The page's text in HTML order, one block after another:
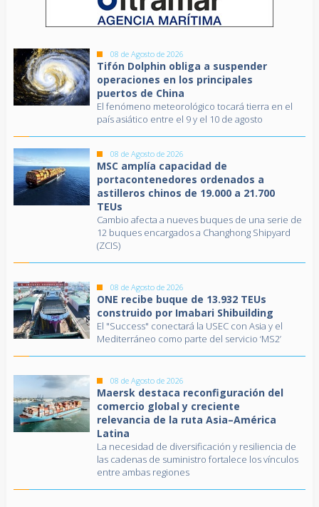
08 de Agosto de 2026
Tifón Dolphin obliga a suspender
operaciones en los principales
puertos de China
El fenómeno meteorológico tocará tierra en el
país asiático entre el 9 y el 10 de agosto
08 de Agosto de 2026
MSC amplía capacidad de
portacontenedores ordenados a
astilleros chinos de 19.000 a 21.700
TEUs
Cambio afecta a nueves buques de una serie de
12 buques encargados a Changhong Shipyard
(ZCIS)
08 de Agosto de 2026
ONE recibe buque de 13.932 TEUs
construido por Imabari Shibuilding
El "Success" conectará la USEC con Asia y el
Mediterráneo como parte del servicio ‘MS2’
08 de Agosto de 2026
Maersk destaca reconfiguración del
comercio global y creciente
relevancia de la ruta Asia–América
Latina
La necesidad de diversificación y resiliencia de
las cadenas de suministro fortalece los vínculos
entre ambas regiones